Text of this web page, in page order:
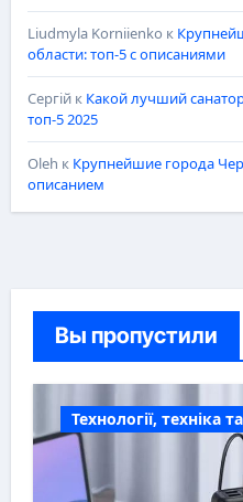
Liudmyla Korniienko к
области: топ-5 с описаниями
Сергійк Какой лучший
топ-5 2025
Oleh к Крупнейшие города
описанием
Вы пропустили
Технології, техніка